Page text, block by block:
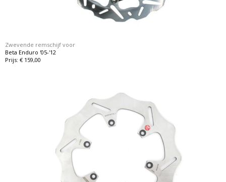
Zwevende remschijf voor
Beta Enduro '05-'12
Prijs: € 159,00